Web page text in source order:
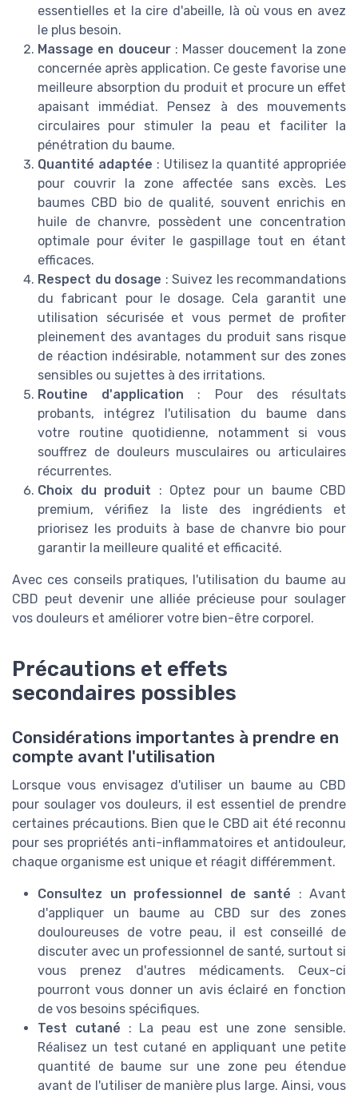
essentielles et la cire d'abeille, là où vous en avez
le plus besoin.
Massage en douceur: Masser doucement la zone
concernée après application. Ce geste favorise une
meilleure absorption du produit et procure un effet
apaisant immédiat. Pensez à des mouvements
circulaires pour stimuler la peau et faciliter la
pénétration du baume.
Quantité adaptée : Utilisez la quantité appropriée
pour couvrir la zone affectée sans excès. Les
baumes CBD bio de qualité, souvent enrichis en
huile de chanvre, possèdent une concentration
optimale pour éviter le gaspillage tout en étant
efficaces.
Respect du dosage : Suivez les recommandations
du fabricant pour le dosage. Cela garantit une
utilisation sécurisée et vous permet de profiter
pleinement des avantages du produit sans risque
de réaction indésirable, notamment sur des zones
sensibles ou sujettes à des irritations.
Routine d'application : Pour des résultats
probants, intégrez l'utilisation du baume dans
votre routine quotidienne, notamment si vous
souffrez de douleurs musculaires ou articulaires
récurrentes.
Choix du produit : Optez pour un baume CBD
premium, vérifiez la liste des ingrédients et
priorisez les produits à base de chanvre bio pour
garantir la meilleure qualité et efficacité.
Avec ces conseils pratiques, l'utilisation du baume au
CBD peut devenir une alliée précieuse pour soulager
vos douleurs et améliorer votre bien-être corporel.
Précautions et effets
secondaires possibles
Considérations importantes à prendre en
compte avant l'utilisation
Lorsque vous envisagez d'utiliser un baume au CBD
pour soulager vos douleurs, il est essentiel de prendre
certaines précautions. Bien que le CBD ait été reconnu
pour ses propriétés anti-inflammatoires et antidouleur,
chaque organisme est unique et réagit différemment.
Consultez un professionnel de santé : Avant
d'appliquer un baume au CBD sur des zones
douloureuses de votre peau, il est conseillé de
discuter avec un professionnel de santé, surtout si
vous prenez d'autres médicaments. Ceux-ci
pourront vous donner un avis éclairé en fonction
de vos besoins spécifiques.
Test cutané : La peau est une zone sensible.
Réalisez un test cutané en appliquant une petite
quantité de baume sur une zone peu étendue
avant de l'utiliser de manière plus large. Ainsi, vous